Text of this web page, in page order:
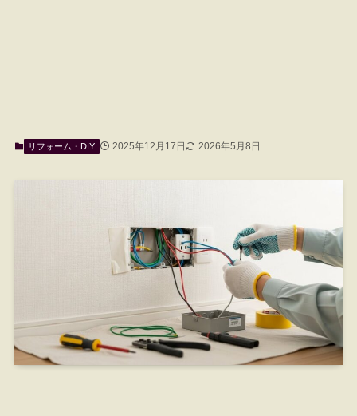
リフォーム・DIY 2025年12月17日 2026年5月8日